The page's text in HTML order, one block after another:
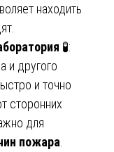
находить
🧪:
и другого
и точно
сторонних
для
пожара